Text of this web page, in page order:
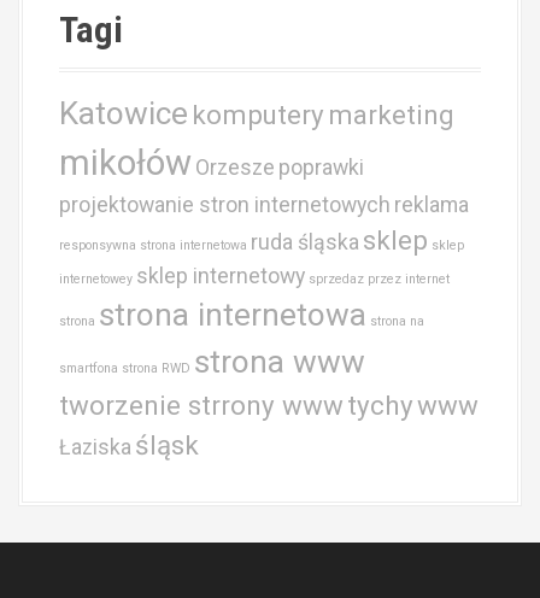
Tagi
Katowice komputery marketing
mikołów Orzesze poprawki
projektowanie stron internetowych reklama
responsywna strona internetowa ruda śląska sklep sklep
internetowey sklep internetowy sprzedaz przez internet
strona strona internetowa strona na
smartfona strona RWD strona www
tworzenie strrony wwwtychywww
Łaziska śląsk